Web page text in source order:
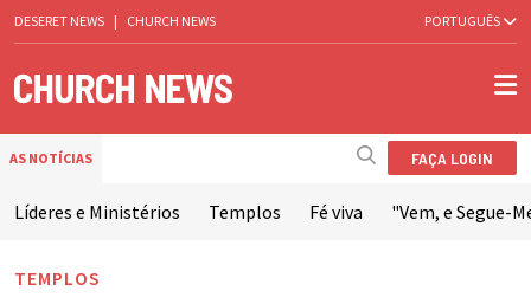
DESERET NEWS | CHURCH NEWS PORTUGUÊS
AS NOTÍCIAS FAÇA LOGIN
Líderes e Ministérios Templos Fé viva "Vem, e Segue-
TEMPLOS